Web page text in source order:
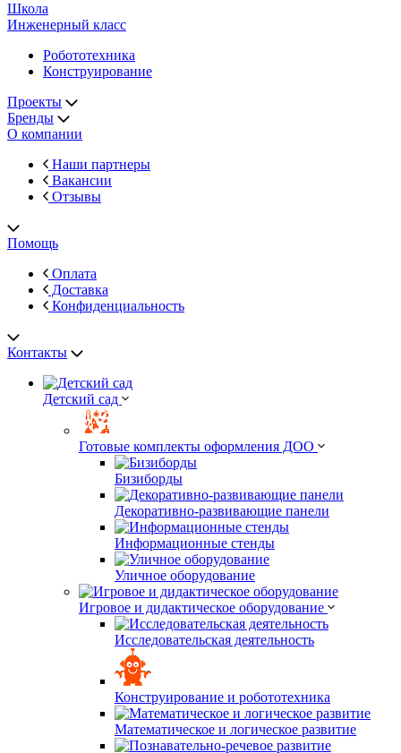
Школа
Инженерный класс
Робототехника
Конструирование
Проекты
Бренды
О компании
Наши партнеры
Вакансии
Отзывы
Помощь
Оплата
Доставка
Конфиденциальность
Контакты
Детский сад
Готовые комплекты оформления ДОО
Бизиборды
Декоративно-развивающие панели
Информационные стенды
Уличное оборудование
Игровое и дидактическое оборудование
Исследовательская деятельность
Конструирование и робототехника
Математическое и логическое развитие